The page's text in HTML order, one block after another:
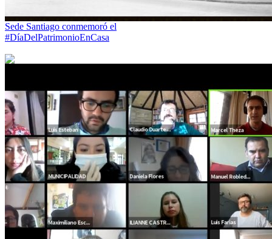
Sede Santiago conmemoró el
#DíaDelPatrimonioEnCasa